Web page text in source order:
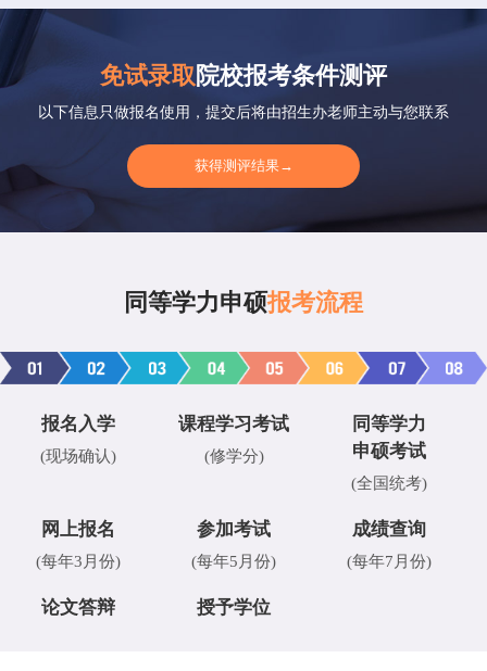
免试录取院校报考条件测评
以下信息只做报名使用，提交后将由招生办老师主动与您联系
获得测评结果→
同等学力申硕报考流程
报名入学
(现场确认)
课程学习考试
(修学分)
同等学力
申硕考试
(全国统考)
网上报名
(每年3月份)
参加考试
(每年5月份)
成绩查询
(每年7月份)
论文答辩 授予学位